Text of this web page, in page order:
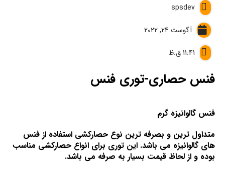
spsdev
آگوست 24, 2022
11:41 ق.ظ
فنس حصاری-توری فنس
فنس گالوانیزه گرم
متداول ترین و بصرفه ترین نوع حصارکشی استفاده از فنس
های گالوانیزه می باشد. این توری برای انواع حصارکشی مناسب
بوده و از لحاظ قیمت بسیار به صرفه می باشد.